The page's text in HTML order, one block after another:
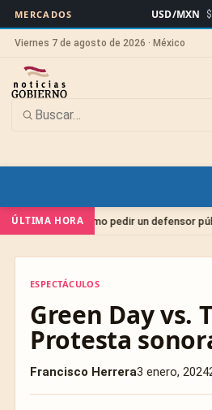
MERCADOS USD/MXN
Viernes 7 de agosto de 2026 · México
ÚLTIMA HORA
cómo pedir un defensor público para
ESPECTÁCULOS
Green Day vs.
Protesta
Francisco Herrera3 enero, 2024